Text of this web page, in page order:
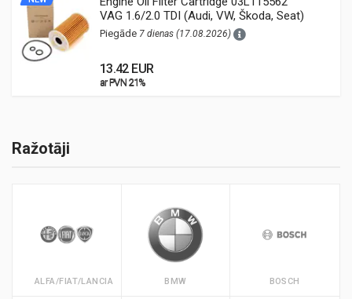
VAG 1.6/2.0 TDI (Audi, VW, Škoda, Seat)
Piegāde 7 dienas (17.08.2026)
13.42 EUR
ar PVN 21%
ar PVN 21%
Ražotāji
ALFA/FIAT/LANCIA BMW BOSCH